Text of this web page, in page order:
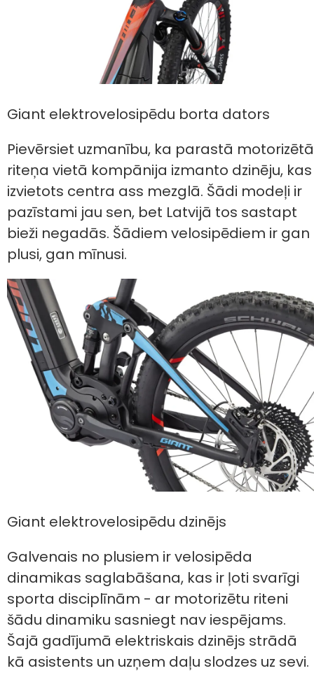
Giant elektrovelosipēdu borta dators
Pievērsiet uzmanību, ka parastā motorizētā
riteņa vietā kompānija izmanto dzinēju, kas
izvietots centra ass mezglā. Šādi modeļi ir
pazīstami jau sen, bet Latvijā tos sastapt
bieži negadās. Šādiem velosipēdiem ir gan
plusi, gan mīnusi.
Giant elektrovelosipēdu dzinējs
Galvenais no plusiem ir velosipēda
dinamikas saglabāšana, kas ir ļoti svarīgi
sporta disciplīnām - ar motorizētu riteni
šādu dinamiku sasniegt nav iespējams.
Šajā gadījumā elektriskais dzinējs strādā
kā asistents un uzņem daļu slodzes uz sevi.